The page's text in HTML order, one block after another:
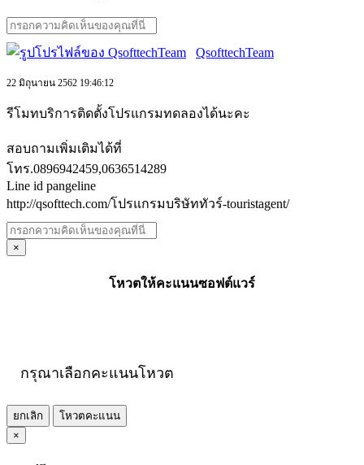
QsofttechTeam
22 มิถุนายน 2562 19:46:12
รีโมทบริการติดตั้งโปรแกรมทดลองได้นะคะ
สอบถามเพิ่มเติมได้ที่
โทร.0896942459,0636514289
Line id pangeline
http://qsofttech.com/โปรแกรมบริษัททัวร์-touristagent/
×
โหวตให้คะแนนซอฟต์แวร์
กรุณาเลือกคะแนนโหวต
ยกเลิก
โหวตคะแนน
×